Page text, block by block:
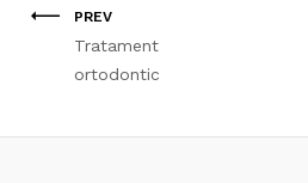
PREV
Tratament
ortodontic